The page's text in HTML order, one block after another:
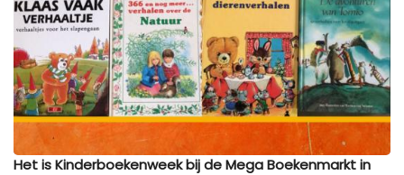
Het is Kinderboekenweek bij de Mega Boekenmarkt in